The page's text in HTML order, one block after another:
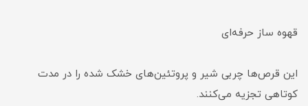
قهوه ساز حرفه‌ای
این قرص‌ها چربی شیر و پروتئین‌های خشک شده را در مدت
کوتاهی تجزیه می‌کنند.